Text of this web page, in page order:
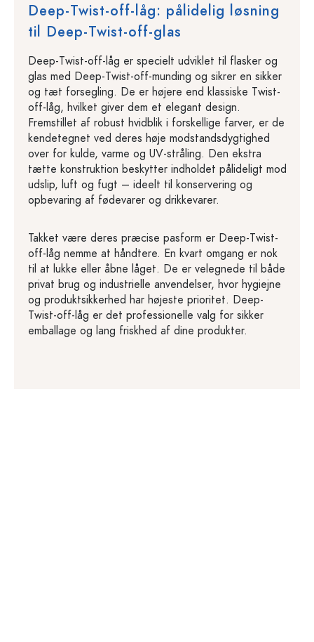
Deep-Twist-off-låg: pålidelig løsning
til Deep-Twist-off-glas
Deep-Twist-off-låg er specielt udviklet til flasker og
glas med Deep-Twist-off-munding og sikrer en sikker
og tæt forsegling. De er højere end klassiske Twist-
off-låg, hvilket giver dem et elegant design.
Fremstillet af robust hvidblik i forskellige farver, er de
kendetegnet ved deres høje modstandsdygtighed
over for kulde, varme og UV-stråling. Den ekstra
tætte konstruktion beskytter indholdet pålideligt mod
udslip, luft og fugt – ideelt til konservering og
opbevaring af fødevarer og drikkevarer.
Takket være deres præcise pasform er Deep-Twist-
off-låg nemme at håndtere. En kvart omgang er nok
til at lukke eller åbne låget. De er velegnede til både
privat brug og industrielle anvendelser, hvor hygiejne
og produktsikkerhed har højeste prioritet. Deep-
Twist-off-låg er det professionelle valg for sikker
emballage og lang friskhed af dine produkter.